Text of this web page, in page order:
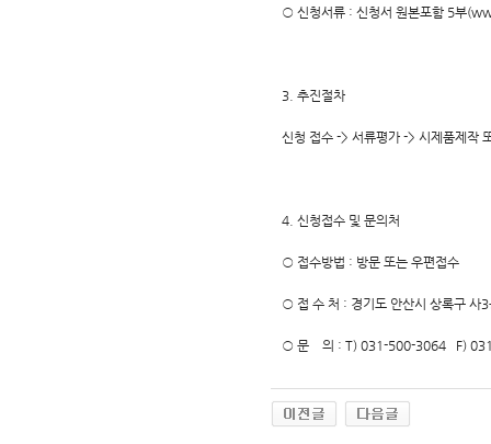
○ 신청서류 : 신청서 원본포함 5부
3. 추진절차
신청 접수 -> 서류평가 -> 시제품제작
4. 신청접수 및 문의처
○ 접수방법 : 방문 또는 우편접수
○ 접 수 처 : 경기도 안산시 상록구 사
○ 문 의 : T) 031-500-3064 F)